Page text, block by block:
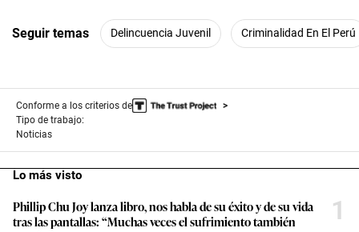
Seguir temas Delincuencia Juvenil Criminalidad En El Perú
Conforme a los criterios de
Tipo de trabajo:
Noticias
Lo más visto
Phillip Chu Joy lanza libro, nos habla de su éxito y de su vida
tras las pantallas: “Muchas veces el sufrimiento también
1